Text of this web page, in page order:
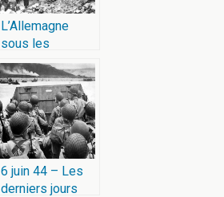
L’Allemagne
sous les
bombes
6 juin 44 – Les
derniers jours